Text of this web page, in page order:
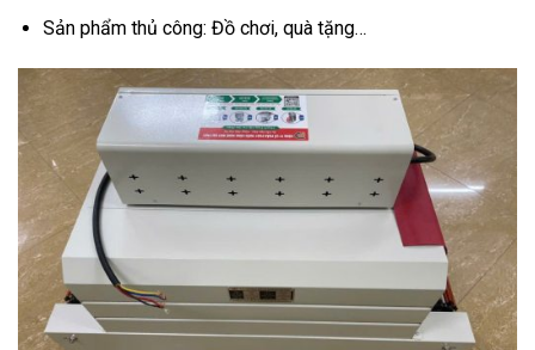
Sản phẩm thủ công: Đồ chơi, quà tặng…